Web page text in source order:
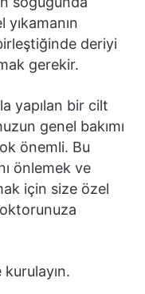
yıkamanın
deriyi
gerekir.
yapılan bir cilt
genel bakımı
önemli. Bu
önlemek ve
için size özel